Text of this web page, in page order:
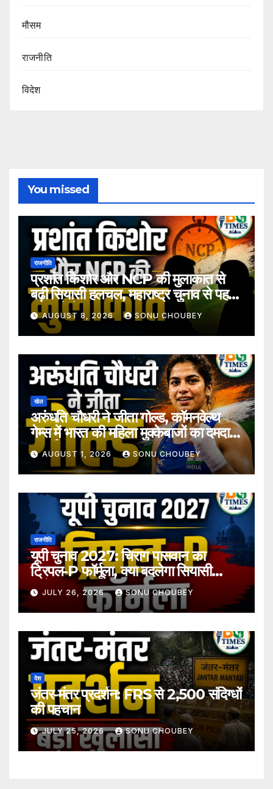
मौसम
राजनीति
विदेश
You missed
राजनीति
प्रशांत किशोर और NCP की मुलाकात से
बढ़ी सियासी हलचल, महाराष्ट्र चुनाव से पहले
अटकलें तेज
AUGUST 8, 2026 SONU CHOUBEY
खेल
अरुंधति चौधरी ने जीता गोल्ड, कॉमनवेल्थ
गेम्स में भारत की महिला मुक्केबाजों का दमदार
प्रदर्शन
AUGUST 1, 2026 SONU CHOUBEY
राजनीति
यूपी चुनाव 2027: चिराग पासवान का
ट्रिपल-P फॉर्मूला, क्या बदलेगा सियासी
समीकरण?
JULY 26, 2026 SONU CHOUBEY
देश
जंतर-मंतर प्रदर्शन: FRS से 2,500 संदिग्धों
की पहचान
JULY 25, 2026 SONU CHOUBEY